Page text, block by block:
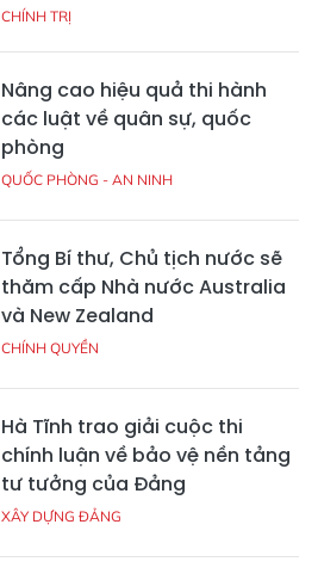
CHÍNH TRỊ
Nâng cao hiệu quả thi hành
các luật về quân sự, quốc
phòng
QUỐC PHÒNG - AN NINH
Tổng Bí thư, Chủ tịch nước sẽ
thăm cấp Nhà nước Australia
và New Zealand
CHÍNH QUYỀN
Hà Tĩnh trao giải cuộc thi
chính luận về bảo vệ nền tảng
tư tưởng của Đảng
XÂY DỰNG ĐẢNG